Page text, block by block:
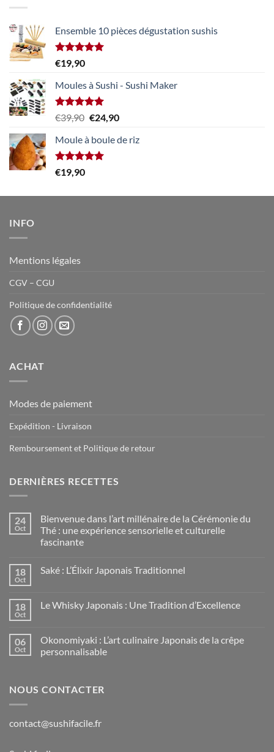
Ensemble 10 pièces dégustation sushis
Note5.00
sur 5
€19,90
Moules à Sushi - Sushi Maker
Note5.00
sur 5
€39,90 Le
initial
était :
€24,90Le
actuel
Moule à boule de riz
Note5.00
sur 5
€19,90
INFO
Mentions légales
CGV – CGU
Politique de confidentialité
ACHAT
Modes de paiement
Expédition - Livraison
Remboursement et Politique de retour
DERNIÈRES RECETTES
24
Oct
Bienvenue dans l’art millénaire de la Cérémonie du
Thé : une expérience sensorielle et culturelle
fascinante
18
Oct
Saké : L’Élixir Japonais Traditionnel
18
Oct
Le Whisky Japonais : Une Tradition d’Excellence
06
Oct
Okonomiyaki : L’art culinaire Japonais de la crêpe
personnalisable
NOUS CONTACTER
contact@sushifacile.fr